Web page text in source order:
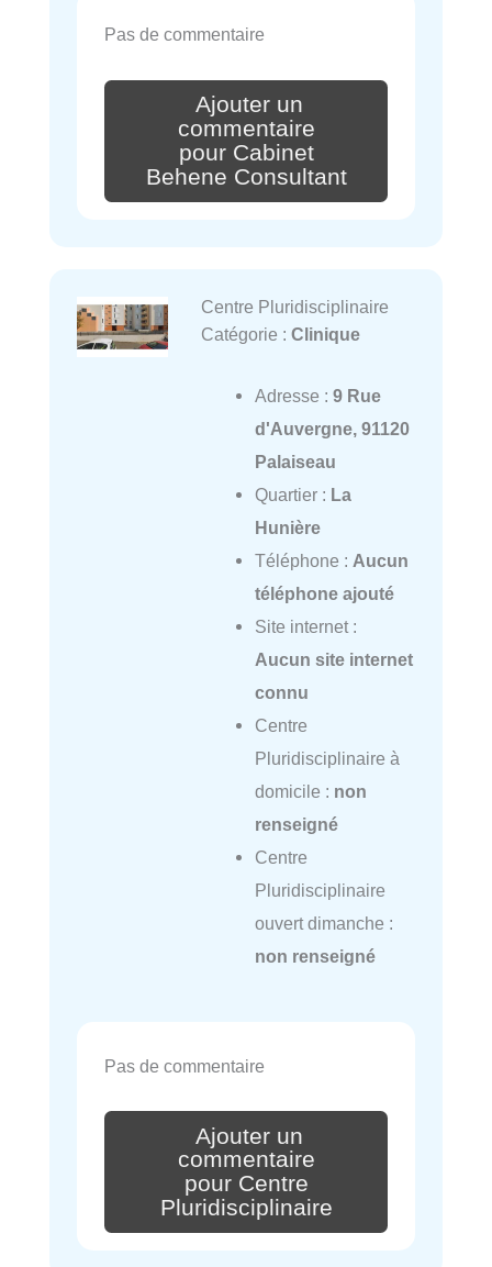
Pas de commentaire
Ajouter un
commentaire
pour Cabinet
Behene Consultant
Centre Pluridisciplinaire
Catégorie : Clinique
Adresse : 9 Rue
d'Auvergne, 91120
Palaiseau
Quartier : La
Hunière
Téléphone : Aucun
téléphone ajouté
Site internet :
Aucun site internet
connu
Centre
Pluridisciplinaire à
domicile : non
renseigné
Centre
Pluridisciplinaire
ouvert dimanche :
non renseigné
Pas de commentaire
Ajouter un
commentaire
pour Centre
Pluridisciplinaire